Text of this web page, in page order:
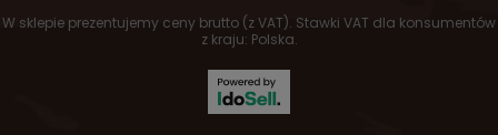
W sklepie prezentujemy ceny brutto (z VAT). Stawki VAT dla konsumentów
z kraju: Polska.